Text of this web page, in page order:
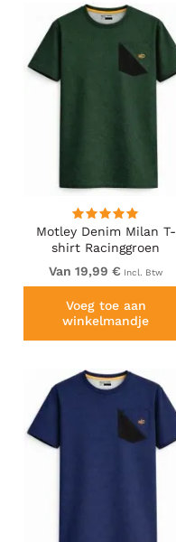
Motley Denim Milan T-
shirt Racinggroen
Van 19,99 € Incl. Btw
Voeg toe aan
winkelmandje